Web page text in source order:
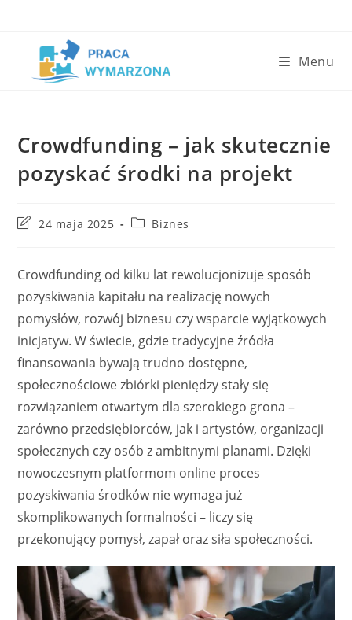
Menu
Crowdfunding – jak skutecznie
pozyskać środki na projekt
Post24 maja 2025
PostBiznes
Crowdfunding od kilku lat rewolucjonizuje sposób
pozyskiwania kapitału na realizację nowych
pomysłów, rozwój biznesu czy wsparcie wyjątkowych
inicjatyw. W świecie, gdzie tradycyjne źródła
finansowania bywają trudno dostępne,
społecznościowe zbiórki pieniędzy stały się
rozwiązaniem otwartym dla szerokiego grona –
zarówno przedsiębiorców, jak i artystów, organizacji
społecznych czy osób z ambitnymi planami. Dzięki
nowoczesnym platformom online proces
pozyskiwania środków nie wymaga już
skomplikowanych formalności – liczy się
przekonujący pomysł, zapał oraz siła społeczności.